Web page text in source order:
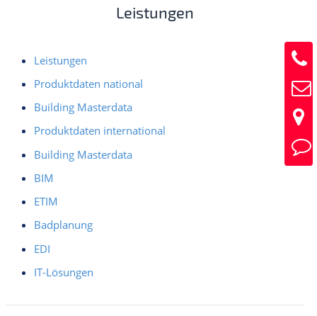
Leistungen
Leistungen
Produktdaten national
Building Masterdata
Produktdaten international
Building Masterdata
BIM
ETIM
Badplanung
EDI
IT-Lösungen